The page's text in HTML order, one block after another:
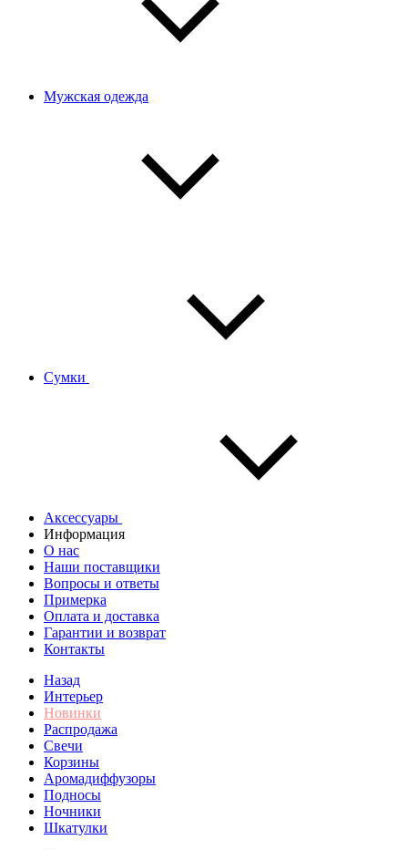
Мужская одежда
Сумки
Аксессуары
Информация
О нас
Наши поставщики
Вопросы и ответы
Примерка
Оплата и доставка
Гарантии и возврат
Контакты
Назад
Интерьер
Новинки
Распродажа
Свечи
Корзины
Аромадиффузоры
Подносы
Ночники
Шкатулки